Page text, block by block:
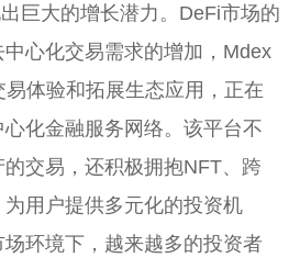
巨大的增长潜力。DeFi市场的
心化交易需求的增加，Mdex
体验和拓展生态应用，正在
化金融服务网络。该平台不
交易，还积极拥抱NFT、跨
用户提供多元化的投资机
环境下，越来越多的投资者